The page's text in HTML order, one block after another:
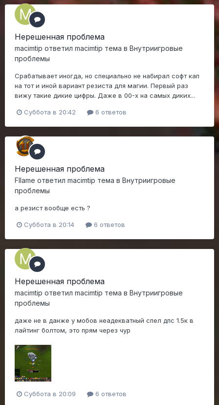
Нерешенная проблема
macimtip ответил macimtip тема в Внутриигровые
проблемы
Срабатывает иногда, но специально не набирал софт кап
на тот и иной вариант резиста для магии. Первый раз
вижу такие дикие цифры. Даже в 00-х на самых диких...
Суббота в 20:42 6 ответов
Нерешенная проблема
Fllame ответил macimtip тема в Внутриигровые
проблемы
а резист вообще есть ?
Суббота в 20:14 6 ответов
Нерешенная проблема
macimtip ответил macimtip тема в Внутриигровые
проблемы
даже не в данже у мобов неадекватный спел дпс 1.5к в
лайтинг болтом, это прям через чур
Суббота в 20:09 6 ответов